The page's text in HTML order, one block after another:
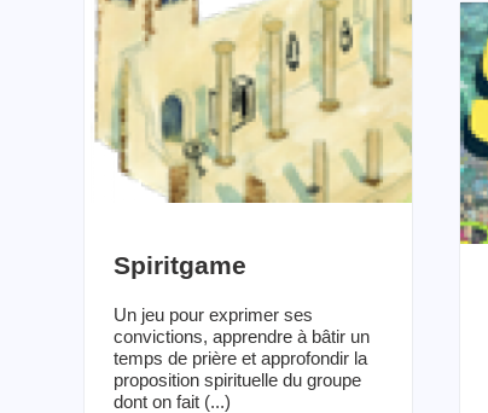
Spiritgame
Un jeu pour exprimer ses
convictions, apprendre à bâtir un
temps de prière et approfondir la
proposition spirituelle du groupe
dont on fait (...)